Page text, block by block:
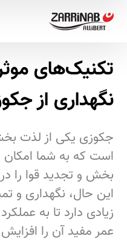
تکنیک‌های
نگهداری از
جکوزی یکی از لذت‌
است که به شما
بخش و تجدید قوا را
این حال، نگهداری و
زیادی دارد تا به
عمر مفید آن را